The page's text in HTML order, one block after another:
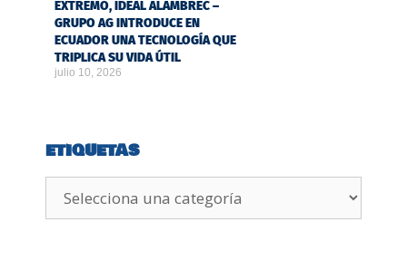
EXTREMO, IDEAL ALAMBREC –
GRUPO AG INTRODUCE EN
ECUADOR UNA TECNOLOGÍA QUE
TRIPLICA SU VIDA ÚTIL
julio 10, 2026
ETIQUETAS